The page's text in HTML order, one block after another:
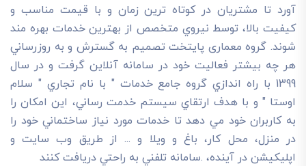
آورد تا مشتريان در کوتاه ترين زمان و با قيمت مناسب و
کيفيت بالا، توسط نيروي متخصص از بهترين خدمات بهره مند
شوند. گروه معماری پایتخت تصميم به گسترش و به روزرساني
هر چه بيشتر فعاليت خود در سامانه آنلاين گرفت و در سال
1399 با راه اندازي گروه جامع خدمات " با نام تجاري " سلام
اوستا " و با هدف ارتقاي سيستم خدمت رساني، اين امکان را
به کاربران خود مي دهد تا خدمات مورد نياز ساختماني خود را
در منزل، محل کار، باغ و ويلا و ... از طريق وب سايت و
اپليکيشن در آينده، .سامانه تلفني به راحتي دريافت کنند